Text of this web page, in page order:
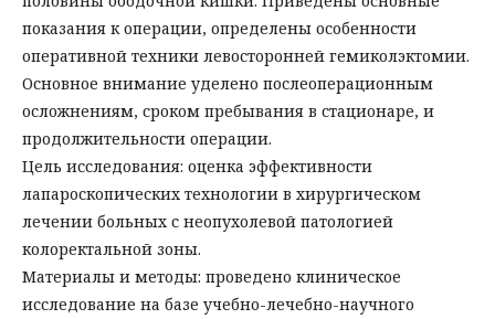
показания к операции, определены особенности
оперативной техники левосторонней гемиколэктомии.
Основное внимание уделено послеоперационным
осложнениям, сроком пребывания в стационаре, и
продолжительности операции.
Цель исследования: оценка эффективности
лапароскопических технологии в хирургическом
лечении больных с неопухолевой патологией
колоректальной зоны.
Материалы и методы: проведено клиническое
исследование на базе учебно-лечебно-научного